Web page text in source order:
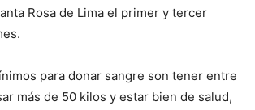
Rosa de Lima el primer y tercer
para donar sangre son tener entre
más de 50 kilos y estar bien de salud,